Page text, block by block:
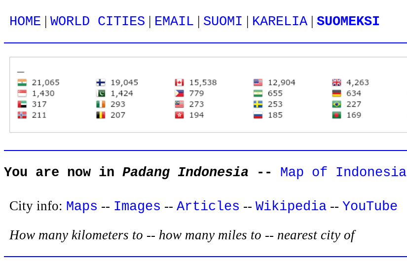
HOME | WORLD CITIES | EMAIL | SUOMI | KARELIA| SUOMEKSI
You are now in Padang Indonesia -- Map of Indonesia
City info: Maps -- Images -- Articles -- Wikipedia-- YouTube
How many kilometers to -- how many miles to -- nearest city of